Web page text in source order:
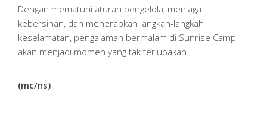
Dengan mematuhi aturan pengelola, menjaga
kebersihan, dan menerapkan langkah-langkah
keselamatan, pengalaman bermalam di Sunrise Camp
akan menjadi momen yang tak terlupakan.
(mc/ns)